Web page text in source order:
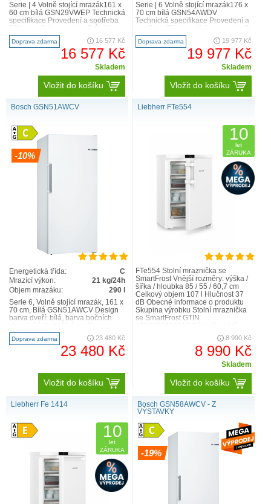
Serie | 4 Volně stojící mrazák161 x
60 cm bílá GSN29VWEP Technická
specifikace Provedení a spotřeba
celkový..
Doprava zdarma 16 577 Kč
16 577 Kč
Skladem
Vložit do košíku
Serie | 6 Volně stojící mrazák176 x
70 cm bílá GSN54AWDV
Technická specifikace Provedení a
Čistý celkový..
Doprava zdarma 19 977 Kč
19 977 Kč
Skladem
Vložit do košíku
Bosch GSN51AWCV
-10%
Energetická třída:
C
Mrazící výkon:
21 kg/24h
Objem mrazáku:
290 l
Serie 6, Volně stojící mrazák, 161 x
70 cm, Bílá GSN51AWCV Design
barva dveří: bílá, barva bočních
Osvětlení mra..
Doprava zdarma 23 480 Kč
23 480 Kč
Vložit do košíku
Liebherr FTe554
10
let
ZÁRUKA
FTe554 Stolní mraznička se
SmartFrost Vnější rozměry: výška /
šířka / hloubka 85 / 55 / 60,7 cm
Celkový objem 107 l Hlučnost 37
dB Obecné informace o produktu
Skupina výrobku Stolní mraznička
se SmartFrost GTIN
8 990 Kč
8 990 Kč
Skladem
Vložit do košíku
Liebherr Fe 1414
10
let
ZÁRUKA
Bosch GSN58AWCV - Z
VÝSTAVKY
-19%